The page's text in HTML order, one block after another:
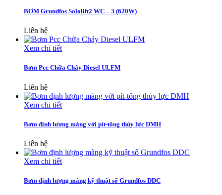
BƠM Grundfos Sololift2 WC – 3 (620W)
Liên hệ
Xem chi tiết
Bơm Pcc Chữa Cháy Diesel ULFM
Liên hệ
Xem chi tiết
Bơm định lượng màng với pít-tông thủy lực DMH
Liên hệ
Xem chi tiết
Bơm định lượng màng kỹ thuật số Grundfos DDC